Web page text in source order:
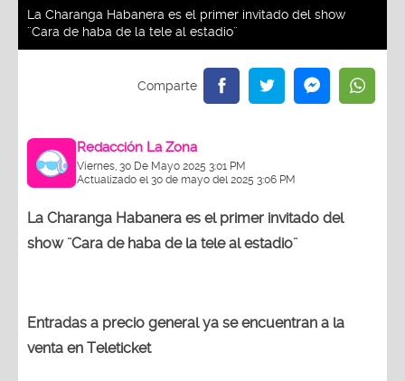
La Charanga Habanera es el primer invitado del show
¨Cara de haba de la tele al estadio¨
Redacción La Zona
Viernes, 30 De Mayo 2025 3:01 PM
Actualizado el 30 de mayo del 2025 3:06 PM
La Charanga Habanera es el primer invitado del
show ¨Cara de haba de la tele al estadio¨
Entradas a precio general ya se encuentran a la
venta en Teleticket